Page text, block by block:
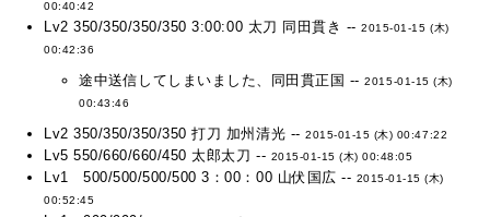
00:40:42
Lv2 350/350/350/350 3:00:00 太刀 同田貫き --2015-01-15 (木)
00:42:36
途中送信してしまいました、同田貫正国 --2015-01-15 (木)
00:43:46
Lv2 350/350/350/350 打刀 加州清光 --2015-01-15 (木) 00:47:22
Lv5 550/660/660/450 太郎太刀 -- 2015-01-15 (木) 00:48:05
Lv1 500/500/500/500 3：00：00 山伏国広 -- 2015-01-15 (木)
00:52:45